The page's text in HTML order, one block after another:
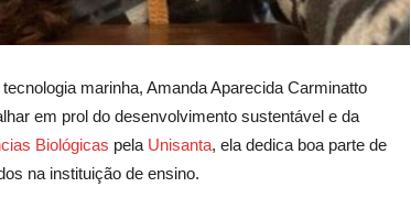
marinha, Amanda Aparecida Carminatto
em prol do desenvolvimento sustentável e da
Biológicas pela Unisanta, ela dedica boa parte de
na instituição de ensino.